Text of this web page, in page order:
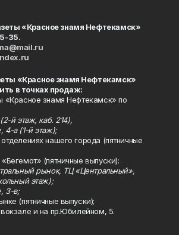
«Красное знамя Нефтекамск»
35.
«Красное знамя Нефтекамск»
в точках продаж:
«Красное знамя Нефтекамск» по
й этаж, каб. 214),
4-а (1-й этаж);
нашего города (пятничные
(пятничные выпуски):
рынок, ТЦ «Центральный»,
этаж);
3-в;
(пятничные выпуски);
и на пр.Юбилейном, 5.